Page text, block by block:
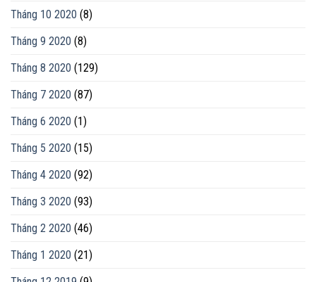
Tháng 10 2020 (8)
Tháng 9 2020 (8)
Tháng 8 2020 (129)
Tháng 7 2020 (87)
Tháng 6 2020 (1)
Tháng 5 2020 (15)
Tháng 4 2020 (92)
Tháng 3 2020 (93)
Tháng 2 2020 (46)
Tháng 1 2020 (21)